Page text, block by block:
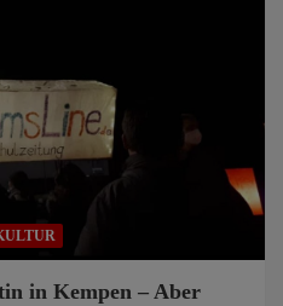
in Kempen – Aber